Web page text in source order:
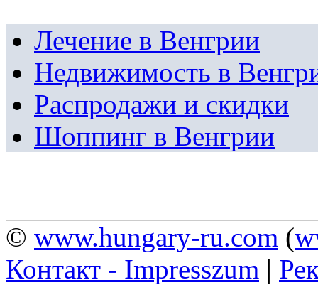
Лечение в Венгрии
Недвижимость в
Распродажи и скидки
Шоппинг в Венгрии
© www.hungary-ru.com (
Контакт - Impresszum |